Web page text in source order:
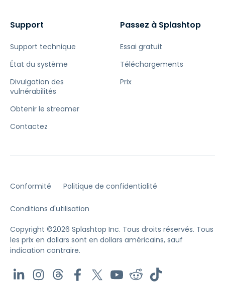
Support
Support technique
État du système
Divulgation des
vulnérabilités
Obtenir le streamer
Contactez
Passez à Splashtop
Essai gratuit
Téléchargements
Prix
Conformité Politique de confidentialité
Conditions d'utilisation
Copyright ©2026 Splashtop Inc. Tous droits réservés. Tous
les prix en dollars sont en dollars américains, sauf
indication contraire.